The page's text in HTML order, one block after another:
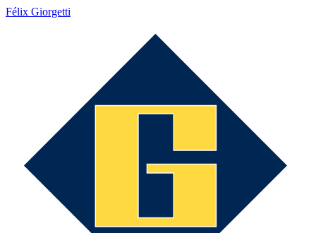
Félix Giorgetti